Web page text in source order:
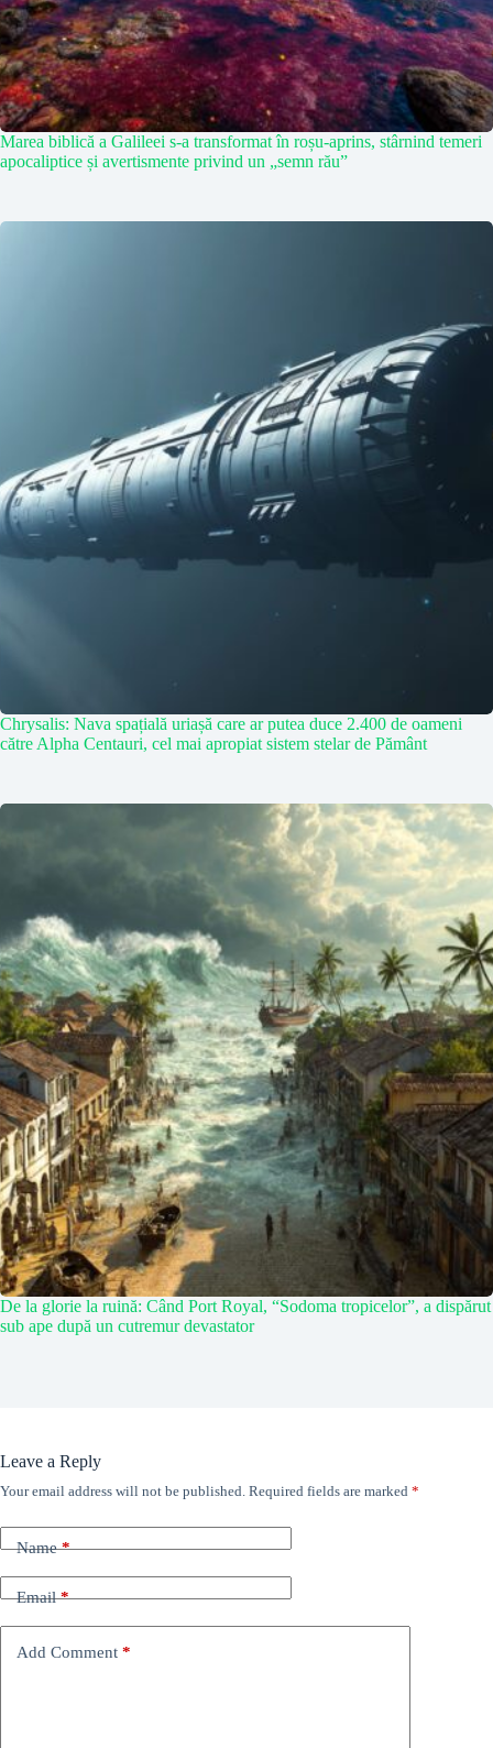
Marea biblică a Galileei s-a transformat în roșu-aprins, stârnind temeri
apocaliptice și avertismente privind un „semn rău”
Chrysalis: Nava spațială uriașă care ar putea duce 2.400 de oameni
către Alpha Centauri, cel mai apropiat sistem stelar de Pământ
De la glorie la ruină: Când Port Royal, “Sodoma tropicelor”, a dispărut
sub ape după un cutremur devastator
Leave a Reply
Your email address will not be published. Required fields are marked *
Name*
Email*
Add Comment *